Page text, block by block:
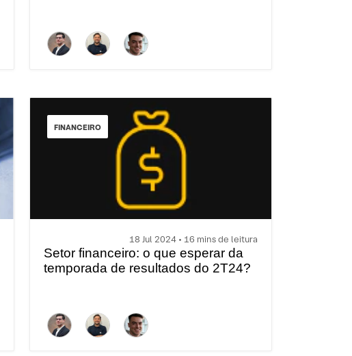
FINANCEIRO
18 Jul 2024 • 16 mins de leitura
Setor financeiro: o que esperar da
temporada de resultados do 2T24?